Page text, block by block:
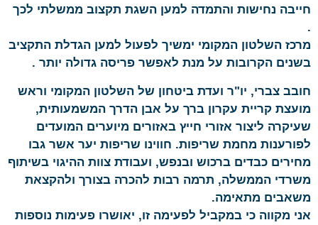
חייבה נחישות והתמדה למען השגת תקצוב ממשלתי לכך
.
מרכז השלטון המקומי ימשיך לפעול למען הגדלת התקציב
בשנים הקרובות על מנת לאפשר פריסה גדולה יותר .
חובב צברי, יו"ר ועדת ביטחון של השלטון המקומי וראש
מועצת קריית עקרון ברך על אבן הדרך המשמעותית,
שעיקרה ליצור אזורי חייץ באזורים מיוערים המועדים
לפורענות מחמת שריפות. חווינו שריפות יער אשר גבו
מחירים כבדים ברכוש ובנפש, ועבודת צוות ההיגוי בשיתוף
משרדי הממשלה, תרמה רבות להכרה בצורך ולהקצאת
משאבים מתאימה.
אני מקווה כי במקביל לפעימה זו, יאושרו פעימות נוספות